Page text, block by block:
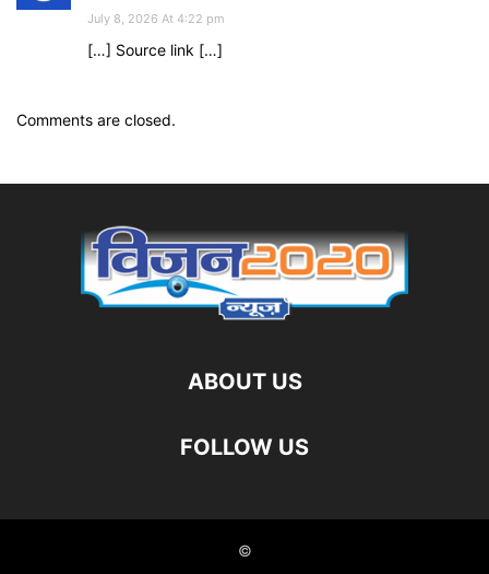
July 8, 2026 At 4:22 pm
[…] Source link […]
Comments are closed.
ABOUT US
FOLLOW US
©